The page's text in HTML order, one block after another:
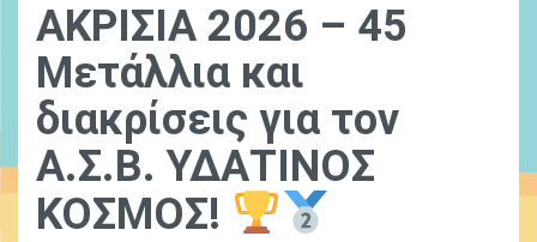
ΑΚΡΙΣΙΑ 2026 – 45
Μετάλλια και
διακρίσεις για τον
Α.Σ.Β. ΥΔΑΤΙΝΟΣ
ΚΟΣΜΟΣ!